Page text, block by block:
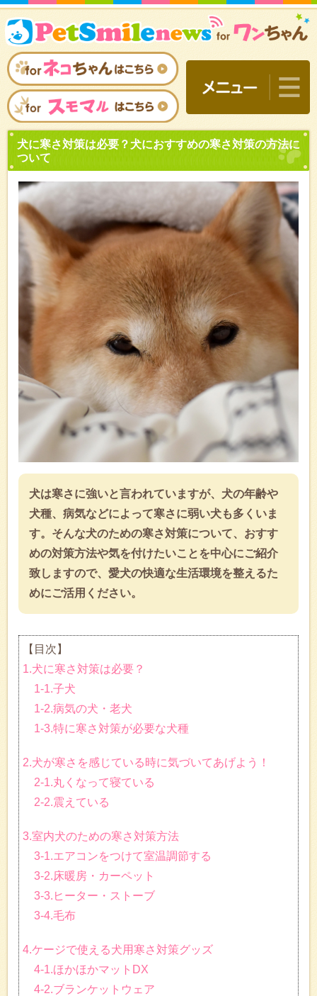
犬に寒さ対策は必要？犬に
ついて
犬は寒さに強いと言われていますが、犬の年齢や
犬種、病気などによって寒さに弱い犬も多くいま
す。そんな犬のための寒さ対策について、おすす
めの対策方法や気を付けたいことを中心にご紹介
致しますので、愛犬の快適な生活環境を整えるた
めにご活用ください。
【目次】
1.犬に寒さ対策は必要？
1-1.子犬
1-2.病気の犬・老犬
1-3.特に寒さ対策が必要な犬種
2.犬が寒さを感じている時に気づいてあげよう！
2-1.丸くなって寝ている
2-2.震えている
3.室内犬のための寒さ対策方法
3-1.エアコンをつけて室温調節する
3-2.床暖房・カーペット
3-3.ヒーター・ストーブ
3-4.毛布
4.ケージで使える犬用寒さ対策グッズ
4-1.ほかほかマットDX
4-2.ブランケットウェア